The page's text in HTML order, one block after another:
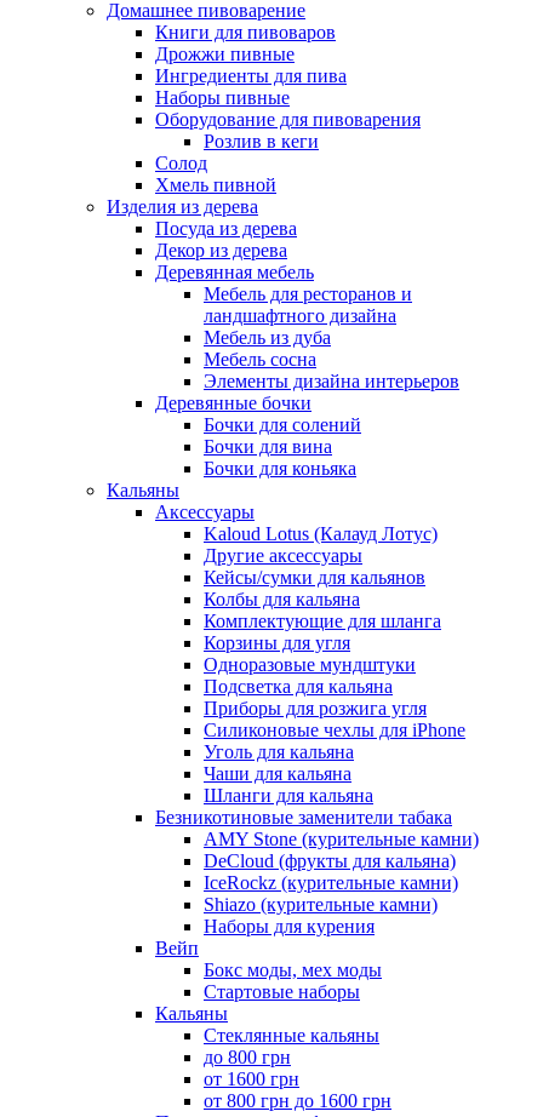
Домашнее пивоварение
Книги для пивоваров
Дрожжи пивные
Ингредиенты для пива
Наборы пивные
Оборудование для пивоварения
Розлив в кеги
Солод
Хмель пивной
Изделия из дерева
Посуда из дерева
Декор из дерева
Деревянная мебель
Мебель для ресторанов и
ландшафтного дизайна
Мебель из дуба
Мебель сосна
Элементы дизайна интерьеров
Деревянные бочки
Бочки для солений
Бочки для вина
Бочки для коньяка
Кальяны
Аксессуары
Kaloud Lotus (Калауд Лотус)
Другие аксессуары
Кейсы/сумки для кальянов
Колбы для кальяна
Комплектующие для шланга
Корзины для угля
Одноразовые мундштуки
Подсветка для кальяна
Приборы для розжига угля
Силиконовые чехлы для iPhone
Уголь для кальяна
Чаши для кальяна
Шланги для кальяна
Безникотиновые заменители табака
AMY Stone (курительные камни)
DeCloud (фрукты для кальяна)
IceRockz (курительные камни)
Shiazo (курительные камни)
Наборы для курения
Вейп
Бокс моды, мех моды
Стартовые наборы
Кальяны
Стеклянные кальяны
до 800 грн
от 1600 грн
от 800 грн до 1600 грн